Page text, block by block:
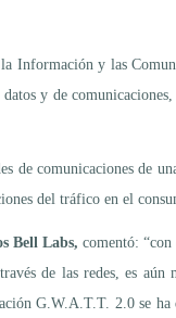
Información y las
y de
de comunicaciones de
del tráfico en el
Bell Labs,comentó:
de las redes, es
G.W.A.T.T. 2.0 se